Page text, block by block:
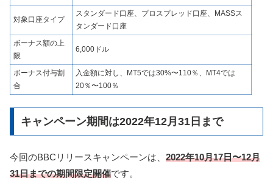
対象口座タイプ
スタンダード口座、プロスプレッド口座、MASSス
タンダード口座
ボーナス額の上
限
6,000ドル
ボーナス付与割
合
入金額に対し、MT5では30%〜110％、MT4では
20％〜100％
キャンペーン期間は2022年12月31日まで
今回のBBCリリースキャンペーンは、 2022年10月17日〜12月
31日までの期間限定開催です。